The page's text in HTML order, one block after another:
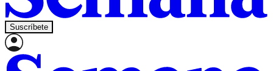
Suscríbete